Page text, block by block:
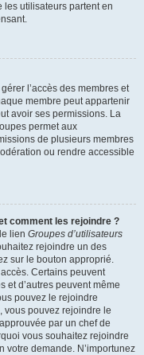
les utilisateurs partent en
l’accès des membres et
membre peut appartenir
avoir ses permissions. La
permet aux
de plusieurs membres
ou rendre accessible
comment les rejoindre ?
lien Groupes d’utilisateurs
rejoindre un des
sur le bouton approprié.
Certains peuvent
et d’autres peuvent même
pouvez le rejoindre
vous pouvez rejoindre le
par un chef de
vous souhaitez rejoindre
votre demande. N’importunez